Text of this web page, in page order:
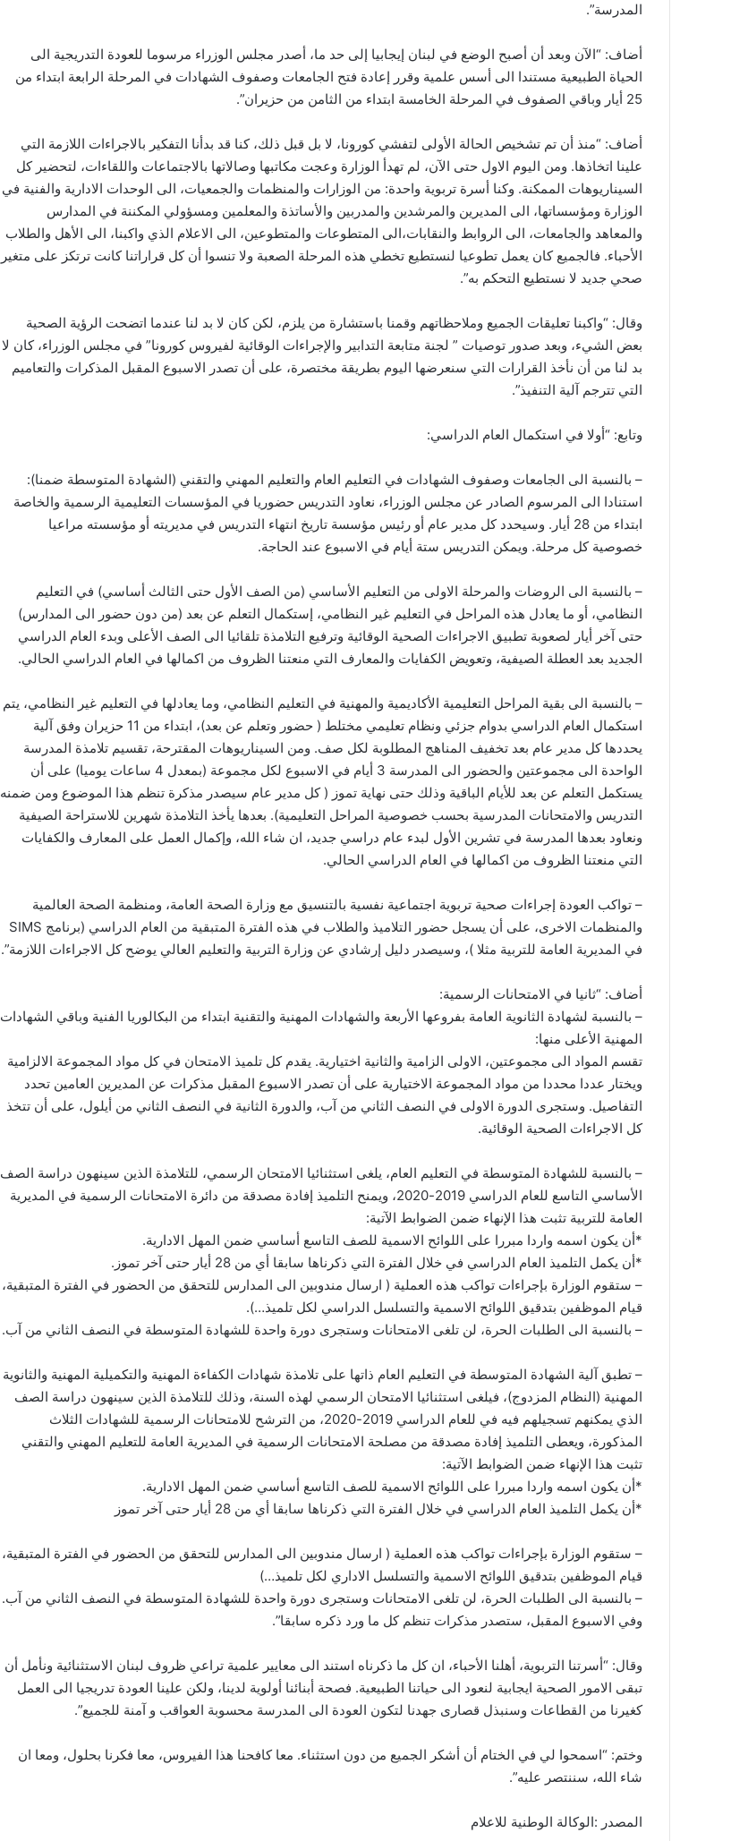
المدرسة”.
أضاف: “الآن وبعد أن أصبح الوضع في لبنان إيجابيا إلى حد ما، أصدر مجلس الوزراء مرسوما للعودة التدريجية الى
الحياة الطبيعية مستندا الى أسس علمية وقرر إعادة فتح الجامعات وصفوف الشهادات في المرحلة الرابعة ابتداء من
25 أيار وباقي الصفوف في المرحلة الخامسة ابتداء من الثامن من حزيران”.
أضاف: “منذ أن تم تشخيص الحالة الأولى لتفشي كورونا، لا بل قبل ذلك، كنا قد بدأنا التفكير بالاجراءات اللازمة التي
علينا اتخاذها. ومن اليوم الاول حتى الآن، لم تهدأ الوزارة وعجت مكاتبها وصالاتها بالاجتماعات واللقاءات، لتحضير كل
السيناريوهات الممكنة. وكنا أسرة تربوية واحدة: من الوزارات والمنظمات والجمعيات، الى الوحدات الادارية والفنية في
الوزارة ومؤسساتها، الى المديرين والمرشدين والمدربين والأساتذة والمعلمين ومسؤولي المكننة في المدارس
والمعاهد والجامعات، الى الروابط والنقابات،الى المتطوعات والمتطوعين، الى الاعلام الذي واكبنا، الى الأهل والطلاب
الأحباء. فالجميع كان يعمل تطوعيا لنستطيع تخطي هذه المرحلة الصعبة ولا تنسوا أن كل قراراتنا كانت ترتكز على متغير
صحي جديد لا نستطيع التحكم به”.
وقال: “واكبنا تعليقات الجميع وملاحظاتهم وقمنا باستشارة من يلزم، لكن كان لا بد لنا عندما اتضحت الرؤية الصحية
بعض الشيء، وبعد صدور توصيات ” لجنة متابعة التدابير والإجراءات الوقائية لفيروس كورونا” في مجلس الوزراء، كان لا
بد لنا من أن نأخذ القرارات التي سنعرضها اليوم بطريقة مختصرة، على أن تصدر الاسبوع المقبل المذكرات والتعاميم
التي تترجم آلية التنفيذ”.
وتابع: “أولا في استكمال العام الدراسي:
– بالنسبة الى الجامعات وصفوف الشهادات في التعليم العام والتعليم المهني والتقني (الشهادة المتوسطة ضمنا):
استنادا الى المرسوم الصادر عن مجلس الوزراء، نعاود التدريس حضوريا في المؤسسات التعليمية الرسمية والخاصة
ابتداء من 28 أيار. وسيحدد كل مدير عام أو رئيس مؤسسة تاريخ انتهاء التدريس في مديريته أو مؤسسته مراعيا
خصوصية كل مرحلة. ويمكن التدريس ستة أيام في الاسبوع عند الحاجة.
– بالنسبة الى الروضات والمرحلة الاولى من التعليم الأساسي (من الصف الأول حتى الثالث أساسي) في التعليم
النظامي، أو ما يعادل هذه المراحل في التعليم غير النظامي، إستكمال التعلم عن بعد (من دون حضور الى المدارس)
حتى آخر أيار لصعوبة تطبيق الاجراءات الصحية الوقائية وترفيع التلامذة تلقائيا الى الصف الأعلى وبدء العام الدراسي
الجديد بعد العطلة الصيفية، وتعويض الكفايات والمعارف التي منعتنا الظروف من اكمالها في العام الدراسي الحالي.
– بالنسبة الى بقية المراحل التعليمية الأكاديمية والمهنية في التعليم النظامي، وما يعادلها في التعليم غير النظامي، يتم
استكمال العام الدراسي بدوام جزئي ونظام تعليمي مختلط ( حضور وتعلم عن بعد)، ابتداء من 11 حزيران وفق آلية
يحددها كل مدير عام بعد تخفيف المناهج المطلوبة لكل صف. ومن السيناريوهات المقترحة، تقسيم تلامذة المدرسة
الواحدة الى مجموعتين والحضور الى المدرسة 3 أيام في الاسبوع لكل مجموعة (بمعدل 4 ساعات يوميا) على أن
يستكمل التعلم عن بعد للأيام الباقية وذلك حتى نهاية تموز ( كل مدير عام سيصدر مذكرة تنظم هذا الموضوع ومن ضمنه
التدريس والامتحانات المدرسية بحسب خصوصية المراحل التعليمية). بعدها يأخذ التلامذة شهرين للاستراحة الصيفية
ونعاود بعدها المدرسة في تشرين الأول لبدء عام دراسي جديد، ان شاء الله، وإكمال العمل على المعارف والكفايات
التي منعتنا الظروف من اكمالها في العام الدراسي الحالي.
– تواكب العودة إجراءات صحية تربوية اجتماعية نفسية بالتنسيق مع وزارة الصحة العامة، ومنظمة الصحة العالمية
والمنظمات الاخرى، على أن يسجل حضور التلاميذ والطلاب في هذه الفترة المتبقية من العام الدراسي (برنامج SIMS
في المديرية العامة للتربية مثلا )، وسيصدر دليل إرشادي عن وزارة التربية والتعليم العالي يوضح كل الاجراءات اللازمة”.
أضاف: “ثانيا في الامتحانات الرسمية:
– بالنسبة لشهادة الثانوية العامة بفروعها الأربعة والشهادات المهنية والتقنية ابتداء من البكالوريا الفنية وباقي الشهادات
المهنية الأعلى منها:
تقسم المواد الى مجموعتين، الاولى الزامية والثانية اختيارية. يقدم كل تلميذ الامتحان في كل مواد المجموعة الالزامية
ويختار عددا محددا من مواد المجموعة الاختيارية على أن تصدر الاسبوع المقبل مذكرات عن المديرين العامين تحدد
التفاصيل. وستجرى الدورة الاولى في النصف الثاني من آب، والدورة الثانية في النصف الثاني من أيلول، على أن تتخذ
كل الاجراءات الصحية الوقائية.
– بالنسبة للشهادة المتوسطة في التعليم العام، يلغى استثنائيا الامتحان الرسمي، للتلامذة الذين سينهون دراسة الصف
الأساسي التاسع للعام الدراسي 2019-2020، ويمنح التلميذ إفادة مصدقة من دائرة الامتحانات الرسمية في المديرية
العامة للتربية تثبت هذا الإنهاء ضمن الضوابط الآتية:
*أن يكون اسمه واردا مبررا على اللوائح الاسمية للصف التاسع أساسي ضمن المهل الادارية.
*أن يكمل التلميذ العام الدراسي في خلال الفترة التي ذكرناها سابقا أي من 28 أيار حتى آخر تموز.
– ستقوم الوزارة بإجراءات تواكب هذه العملية ( ارسال مندوبين الى المدارس للتحقق من الحضور في الفترة المتبقية،
قيام الموظفين بتدقيق اللوائح الاسمية والتسلسل الدراسي لكل تلميذ…).
– بالنسبة الى الطلبات الحرة، لن تلغى الامتحانات وستجرى دورة واحدة للشهادة المتوسطة في النصف الثاني من آب.
– تطبق آلية الشهادة المتوسطة في التعليم العام ذاتها على تلامذة شهادات الكفاءة المهنية والتكميلية المهنية والثانوية
المهنية (النظام المزدوج)، فيلغى استثنائيا الامتحان الرسمي لهذه السنة، وذلك للتلامذة الذين سينهون دراسة الصف
الذي يمكنهم تسجيلهم فيه في للعام الدراسي 2019-2020، من الترشح للامتحانات الرسمية للشهادات الثلاث
المذكورة، ويعطى التلميذ إفادة مصدقة من مصلحة الامتحانات الرسمية في المديرية العامة للتعليم المهني والتقني
تثبت هذا الإنهاء ضمن الضوابط الآتية:
*أن يكون اسمه واردا مبررا على اللوائح الاسمية للصف التاسع أساسي ضمن المهل الادارية.
*أن يكمل التلميذ العام الدراسي في خلال الفترة التي ذكرناها سابقا أي من 28 أيار حتى آخر تموز
– ستقوم الوزارة بإجراءات تواكب هذه العملية ( ارسال مندوبين الى المدارس للتحقق من الحضور في الفترة المتبقية،
قيام الموظفين بتدقيق اللوائح الاسمية والتسلسل الاداري لكل تلميذ…)
– بالنسبة الى الطلبات الحرة، لن تلغى الامتحانات وستجرى دورة واحدة للشهادة المتوسطة في النصف الثاني من آب.
وفي الاسبوع المقبل، ستصدر مذكرات تنظم كل ما ورد ذكره سابقا”.
وقال: “أسرتنا التربوية، أهلنا الأحباء، ان كل ما ذكرناه استند الى معايير علمية تراعي ظروف لبنان الاستثنائية ونأمل أن
تبقى الامور الصحية ايجابية لنعود الى حياتنا الطبيعية. فصحة أبنائنا أولوية لدينا، ولكن علينا العودة تدريجيا الى العمل
كغيرنا من القطاعات وسنبذل قصارى جهدنا لتكون العودة الى المدرسة محسوبة العواقب و آمنة للجميع”.
وختم: “اسمحوا لي في الختام أن أشكر الجميع من دون استثناء. معا كافحنا هذا الفيروس، معا فكرنا بحلول، ومعا ان
شاء الله، سننتصر عليه”.
المصدر :الوكالة الوطنية للاعلام